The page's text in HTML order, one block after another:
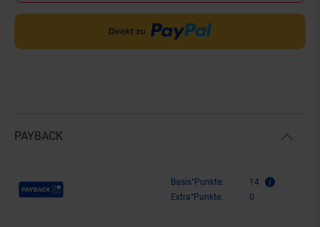
PAYBACK
Payback Punkte Basis°Punkte:
14
Extra°Punkte:
0